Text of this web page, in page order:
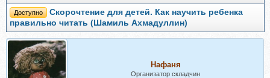
Доступно
Скорочтение для детей. Как научить ребенка
правильно читать (Шамиль Ахмадуллин)
Нафаня
Организатор складчин